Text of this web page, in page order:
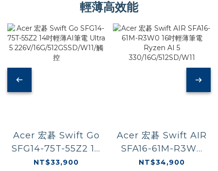
輕薄高效能
Acer 宏碁 Swift Go
SFG14-75T-55Z2 14
吋輕薄AI筆電 Ultra
NT$33,900
Acer 宏碁 Swift AIR
SFA16-61M-R3W0
16吋輕薄筆電 Ryzen
NT$34,900